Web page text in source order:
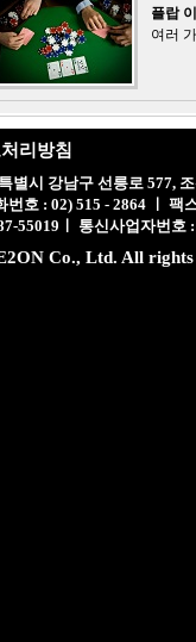
플랍
여러
리방침
별시 강남구 선릉로 577,
호 : 02) 515 - 2864 ㅣ 팩
55019ㅣ 통신사업자번호
Co., Ltd. All rights